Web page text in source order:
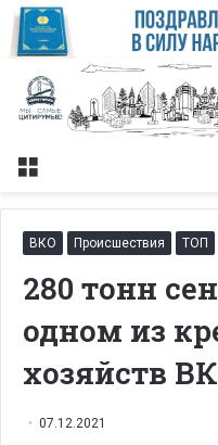
Меню
ВКО Происшествия ТОП
280 тонн
одном из
хозяйств
07.12.2021